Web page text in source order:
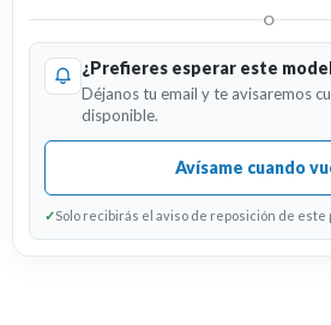
O
¿Prefieres esperar este
Déjanos tu email y te avisaremos
disponible.
Avísame cuando
✓Solo recibirás el aviso de reposición de este